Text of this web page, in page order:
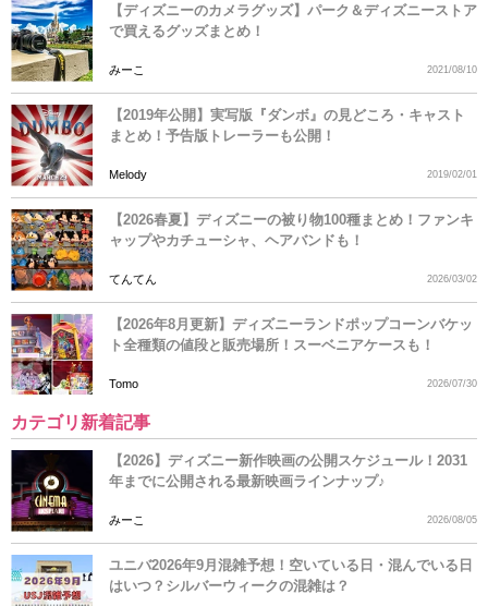
【ディズニーのカメラグッズ】パーク＆ディズニーストア
で買えるグッズまとめ！
みーこ 2021/08/10
【2019年公開】実写版『ダンボ』の見どころ・キャスト
まとめ！予告版トレーラーも公開！
Melody 2019/02/01
【2026春夏】ディズニーの被り物100種まとめ！ファンキ
ャップやカチューシャ、ヘアバンドも！
てんてん 2026/03/02
【2026年8月更新】ディズニーランドポップコーンバケッ
ト全種類の値段と販売場所！スーベニアケースも！
Tomo 2026/07/30
カテゴリ新着記事
【2026】ディズニー新作映画の公開スケジュール！2031
年までに公開される最新映画ラインナップ♪
みーこ 2026/08/05
ユニバ2026年9月混雑予想！空いている日・混んでいる日
はいつ？シルバーウィークの混雑は？